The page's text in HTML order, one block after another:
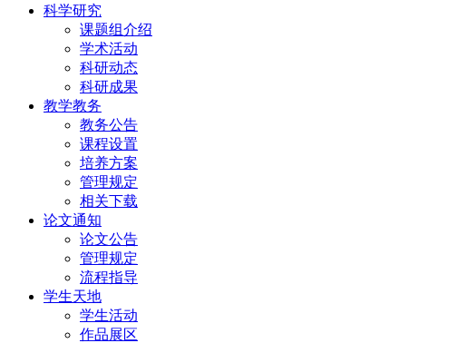
科学研究
课题组介绍
学术活动
科研动态
科研成果
教学教务
教务公告
课程设置
培养方案
管理规定
相关下载
论文通知
论文公告
管理规定
流程指导
学生天地
学生活动
作品展区